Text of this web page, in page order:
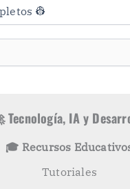
Tecnología, IA y
🎓 Recursos
Tutoriales